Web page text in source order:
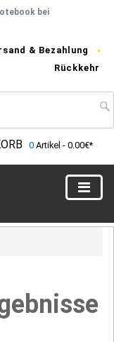
bei
& Bezahlung
Rückkehr
0 Artikel - 0.00€*